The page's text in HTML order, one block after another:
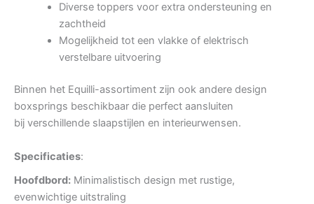
Diverse toppers voor extra ondersteuning en
zachtheid
Mogelijkheid tot een vlakke of elektrisch
verstelbare uitvoering
Binnen het Equilli-assortiment zijn ook andere design
boxsprings beschikbaar die perfect aansluiten
bij verschillende slaapstijlen en interieurwensen.
Specificaties:
Hoofdbord: Minimalistisch design met rustige,
evenwichtige uitstraling